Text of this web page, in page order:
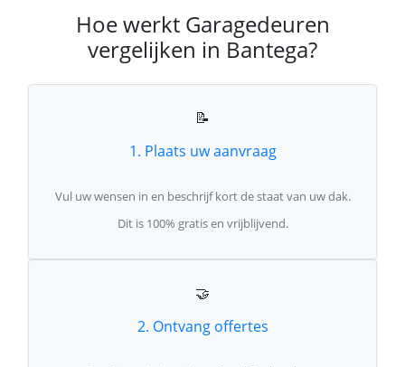
Hoe werkt Garagedeuren
vergelijken in Bantega?
📝
1. Plaats uw aanvraag
Vul uw wensen in en beschrijf kort de staat van uw dak.
Dit is 100% gratis en vrijblijvend.
🤝
2. Ontvang offertes